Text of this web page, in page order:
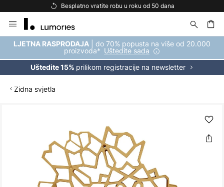
Besplatno vratite robu u roku od 50 dana
to
Content
LJETNA RASPRODAJA | do 70% popusta na više od 20.000
proizvoda* Uštedite sada
Uštedite 15% prilikom registracije na newsletter
Zidna svjetla